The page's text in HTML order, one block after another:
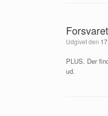
Udgivet den
PLUS. Der
ud.